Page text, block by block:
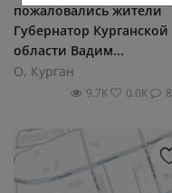
пожаловались жители
Губернатор Курганской
области Вадим...
О, Курган
9.7К 0.0К 8